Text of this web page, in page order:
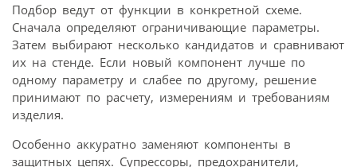
Подбор ведут от функции в конкретной схеме.
Сначала определяют ограничивающие параметры.
Затем выбирают несколько кандидатов и сравнивают
их на стенде. Если новый компонент лучше по
одному параметру и слабее по другому, решение
принимают по расчету, измерениям и требованиям
изделия.
Особенно аккуратно заменяют компоненты в
защитных цепях. Супрессоры, предохранители,